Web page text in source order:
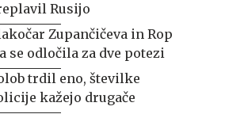
Rusijo
Zupančičeva in Rop
se odločila za dve potezi
trdil eno, številke
kažejo drugače